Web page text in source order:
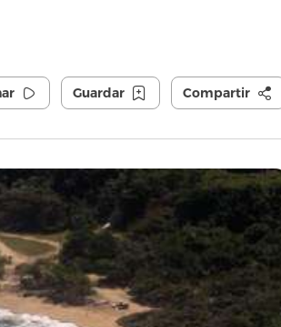
Guardar Compartir